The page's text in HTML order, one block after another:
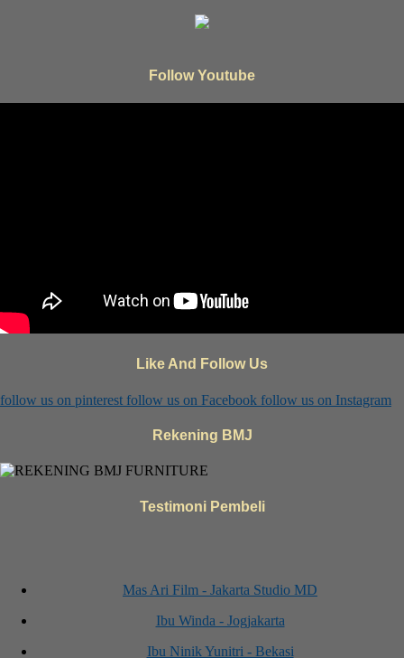
Follow Youtube
Like And Follow Us
follow us on pinterest follow us on Facebook follow us on Instagram
Rekening BMJ
Testimoni Pembeli